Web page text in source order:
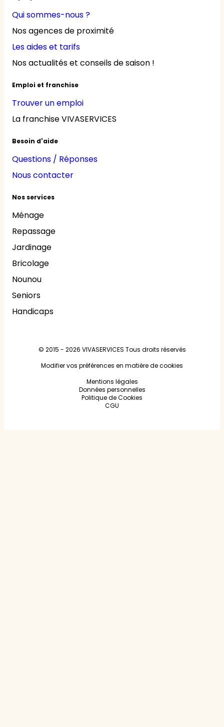
Qui sommes-nous ?
Nos agences de proximité
Les aides et tarifs
Nos actualités et conseils de saison !
Emploi et franchise
Trouver un emploi
La franchise VIVASERVICES
Besoin d'aide
Questions / Réponses
Nous contacter
Nos services
Ménage
Repassage
Jardinage
Bricolage
Nounou
Seniors
Handicaps
© 2015 - 2026 VIVASERVICES Tous droits réservés
Modifier vos préférences en matière de cookies
Mentions légales
Données personnelles
Politique de Cookies
CGU